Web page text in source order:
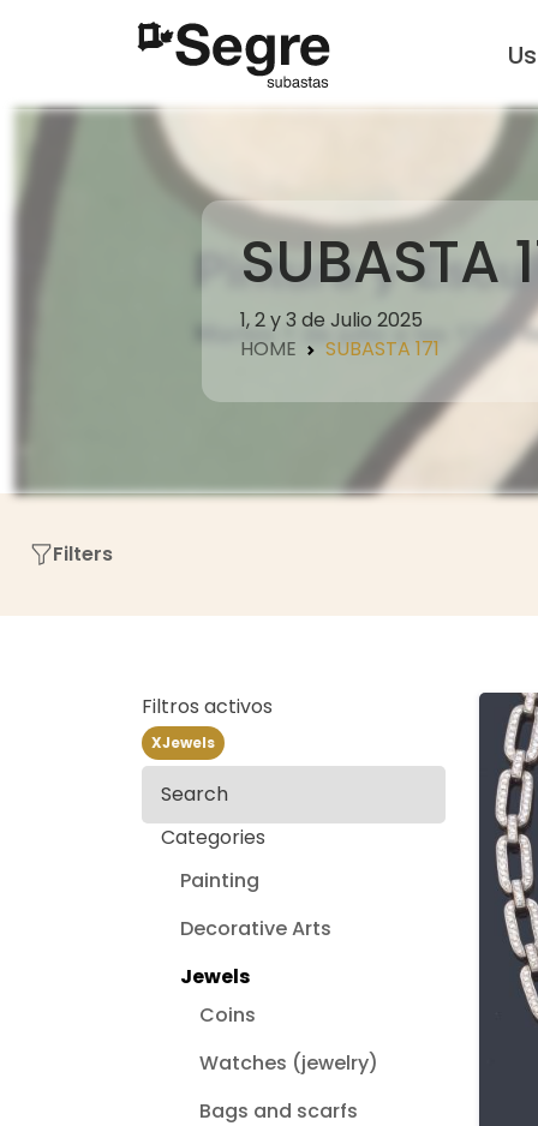
Us
SUBASTA
1, 2 y 3 de Julio 2025
HOME
SUBASTA 171
Filters
Filtros activos
XJewels
Search
Categories
Painting
Decorative Arts
Jewels
Coins
Watches (jewelry)
Bags and scarfs